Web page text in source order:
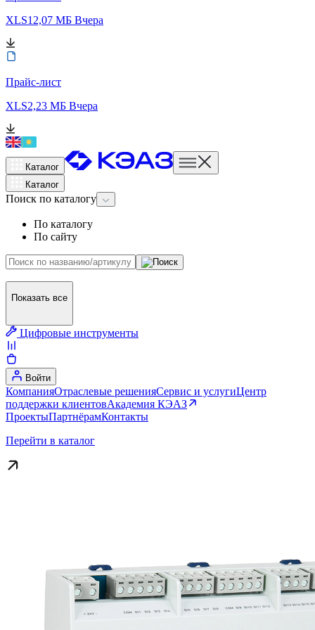
XLS12,07 МБ Вчера
Прайс-лист
XLS2,23 МБ Вчера
Каталог
Каталог
Поиск по каталогу
По каталогу
По сайту
Показать все
Цифровые инструменты
Войти
КомпанияОтраслевые решенияСервис и услугиЦентр
поддержки клиентовАкадемия КЭАЗ
ПроектыПартнёрамКонтакты
Перейти в каталог